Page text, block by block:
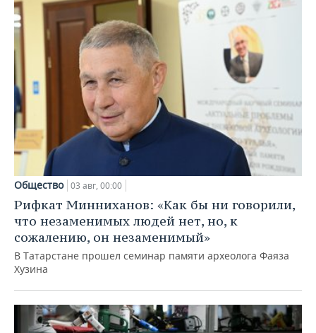
Общество 03 авг, 00:00
Рифкат Минниханов: «Как бы ни говорили,
что незаменимых людей нет, но, к
сожалению, он незаменимый»
В Татарстане прошел семинар памяти археолога Фаяза
Хузина